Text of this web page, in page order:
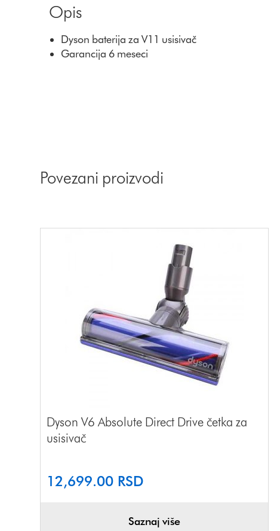
Opis
Dyson baterija za V11 usisivač
Garancija 6 meseci
Povezani proizvodi
Dyson V6 Absolute Direct Drive četka za
usisivač
12,699.00 RSD
Saznaj više